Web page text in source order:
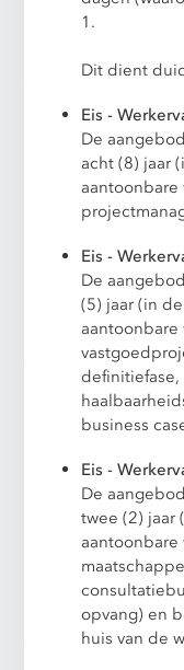
1.
Dit dient
Eis -
De
acht (8) jaar
aantoonbare
Eis -
De
(5) jaar (in
business
Eis -
De
twee (2) jaar
aantoonbare
opvang) en
huis van de